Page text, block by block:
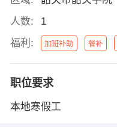
人数:
1
福利:
加班补助 餐补
职位要求
本地寒假工